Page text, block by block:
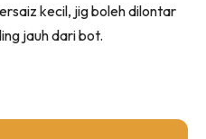
kecil, jig boleh dilontar
jauh dari bot.